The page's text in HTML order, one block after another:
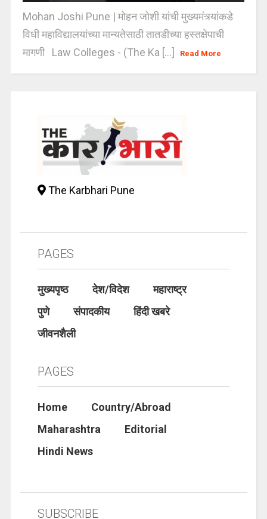
Mohan Joshi Pune | मोहन जोशी यांची मुख्यमंत्र्यांकडे
विधी महाविद्यालयांच्या मान्यतेसाठी तातडीच्या हस्तक्षेपाची
मागणी Law Colleges - (The Ka [...]
Read More
The Karbhari Pune
PAGES
मुख्यपृष्ठ देश/विदेश
महाराष्ट्र
पुणे
संपादकीय
हिंदी खबरे
जीवनशैली
PAGES
Home
Country/Abroad
Maharashtra
Editorial
Hindi News
SUBSCRIBE